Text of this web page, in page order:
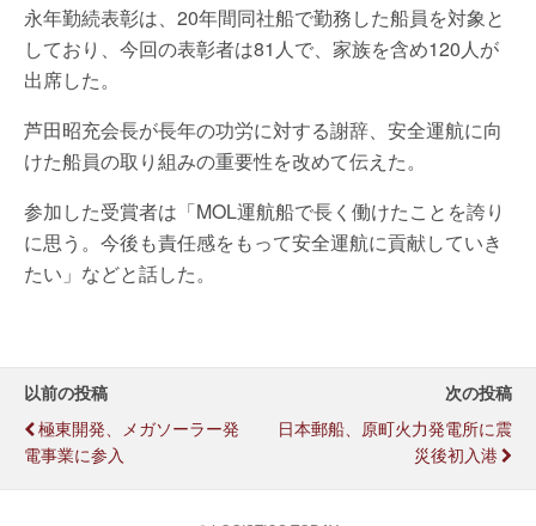
永年勤続表彰は、20年間同社船で勤務した船員を対象と
しており、今回の表彰者は81人で、家族を含め120人が
出席した。
芦田昭充会長が長年の功労に対する謝辞、安全運航に向
けた船員の取り組みの重要性を改めて伝えた。
参加した受賞者は「MOL運航船で長く働けたことを誇り
に思う。今後も責任感をもって安全運航に貢献していき
たい」などと話した。
以前の投稿
極東開発、メガソーラー発
電事業に参入
次の投稿
日本郵船、原町火力発電所に震
災後初入港